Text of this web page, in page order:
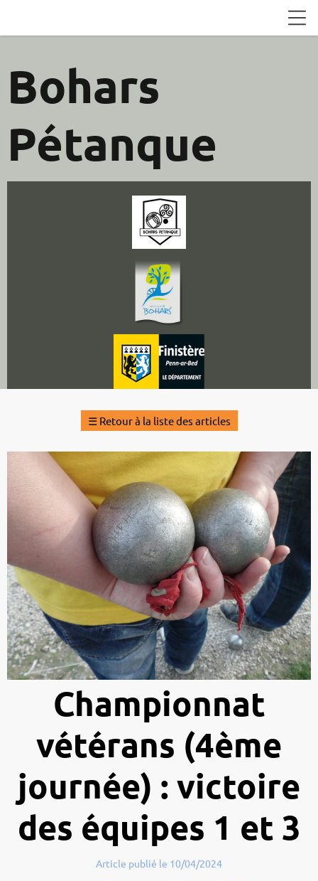
Bohars
Pétanque
☰ Retour à la liste des articles
Championnat
vétérans (4ème
journée) : victoire
des équipes 1 et 3
Article publié le 10/04/2024